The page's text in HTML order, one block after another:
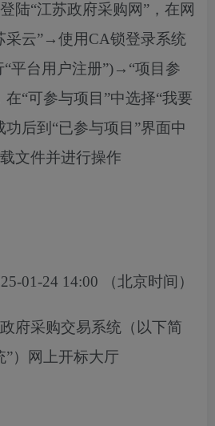
陆“江苏政府采购网”，在网
采云”→使用CA锁登录系统
“平台用户注册”)→“项目参
在“可参与项目”中选择“我要
功后到“已参与项目”界面中
文件并进行操作
01-24 14:00 （北京时间）
府采购交易系统（以下简
”）网上开标大厅